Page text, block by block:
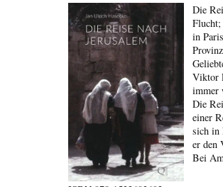
Die
in
Viktor
immer
Die
einer
sich in
er den
Bei